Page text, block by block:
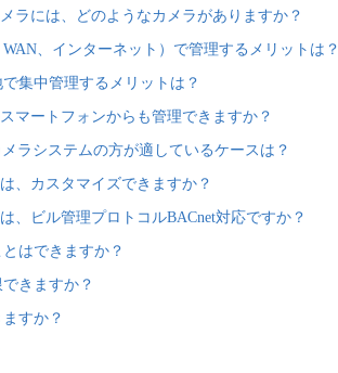
ラには、どのようなカメラがありますか？
、インターネット）で管理するメリットは？
集中管理するメリットは？
マートフォンからも管理できますか？
ラシステムの方が適しているケースは？
、カスタマイズできますか？
、ビル管理プロトコルBACnet対応ですか？
はできますか？
きますか？
すか？